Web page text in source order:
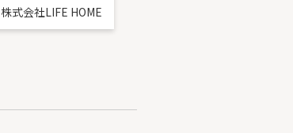
株式会社LIFE HOME